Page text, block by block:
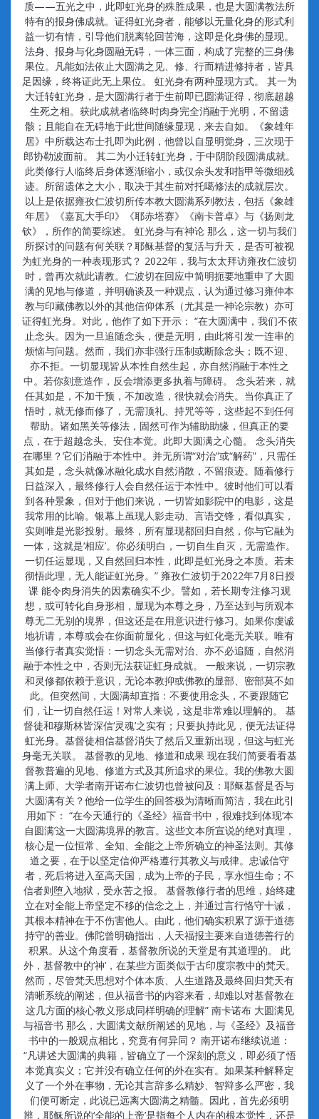
质——五光之中，此即虹光身的殊胜成果，也是大圆满教法所
特有的报身佛成就。证得虹光身者，能够以无量化身的形式利
益一切有情，引导他们脱离轮回苦海，这即是化身佛的显现。
法身、报身与化身圆融无碍，一体三面，构成了完整的三身佛
果位。凡能如法依止大圆满之见、修、行而精进修持者，皆具
足因缘，终将证此无上果位。 虹光身有两种显现方式。 其一为
大迁转虹光身，是大圆满行者于生前即已圆满证得，彻底超越
生死之相。获此成就者临终时肉身完全消融于光明，不留遗
骸；且能自在无碍地于此世间随缘显现，来去自如。《象雄年
居》中所载达布士扎即为此例，他曾以自显明觉身，三次现于
郎协勒波面前。 其二为小迁转虹光身，于中阴阶段圆满成就。
此类修行人临终后身体逐渐缩小，或仅余头发和指甲等微细残
迹。所留遗体之大小，取决于其生前对托噶修法的成就层次。
以上是依据雍孜仁波切所传本教大圆满系列教法，包括《象雄
年居》《嘉瓦大手印》《耶赤塔赛》《南卡普卓》与《扬则龙
钦》，所作的简要综述。 虹光身与有神论 那么，这一切与我们
所探讨的问题有何关联？耶稣基督的复活与升天，是否可被视
为虹光身的一种表现形式？ 2022年，我与太太拜访雍孜仁波切
时，曾再次就此请教。仁波切在回应中简明扼要地重申了大圆
满的见地与修道，并明确谈及一种观点，认为通过修习雍仲本
教与印藏佛教以外的其他信仰体系（尤其是一神论宗教）亦可
证得虹光身。对此，他作了如下开示： “在大圆满中，我们不依
止念头。因为一旦追随念头，便是无明，由此将引发一连串的
烦恼与问题。然而，我们亦非强行压制或断除念头；既不迎、
亦不拒。一切显现皆从本性自然生起，亦自然消融于本性之
中。若你刻意造作，反会增添更多执着与障碍。 念头若来，就
任其如是，不加干预，不加改造，很快就会消失。当你真正了
悟时，就无修而修了，无需顶礼、持咒等等，这些起不到任何
帮助。诸如黑关等修法，固然可作为辅助助缘，但真正的要
点，在于超越念头、安住本觉。此即大圆满之心髓。 念头消失
在哪里？它们消融于本性中。并无所谓“对治”或“解药”，只需任
其如是，念头就像冰融化成水自然消散，不留痕迹。随着修行
日益深入，最终修行人会自然任运于本性中。彼时他们可以看
到各种景象，但对于他们来说，一切皆如影院中的电影，这是
我常用的比喻。银幕上虽现人影走动、言语交锋，看似真实，
实则唯是光影投射。最终，所有显现都回归自然，你与它融为
一体，这就是‘相应’。你必须明白，一切自生自灭，无需造作。
一切任运显现，又自然回归本性，此即是虹光身之本质。若未
彻悟此理，无人能证虹光身。” 雍孜仁波切于2022年7月8日授
课 能令肉身消失的因素确实不少。譬如，若长期专注修习观
想，或可转化自身形相，显现为本尊之身，乃至达到与所观本
尊无二无别的境界，但这还是在用意识进行修习。如果你虔诚
地祈请，本尊或会在你面前显化，但这与虹化毫无关联。唯有
当修行者真实觉悟：一切念头无需对治、亦不必追随，自然消
融于本性之中，否则无法获证虹身成就。 一般来说，一切宗教
和灵修都依赖于意识，无论本教抑或佛教的显部、密部莫不如
此。但突然间，大圆满却直指：不要使用念头，不要跟随它
们，让一切自然任运！对常人来说，这是非常难以理解的。 基
督徒和穆斯林皆深信‘灵魂’之实有；只要执持此见，便无法证得
虹光身。基督徒相信基督消失了然后又重新出现，但这与虹光
身毫无关联。 基督教的见地、修道和成果 现在我们简要看看基
督教普遍的见地、修道方式及其所追求的果位。我的佛教大圆
满上师、大学者南开诺布仁波切也曾被问及：耶稣基督是否与
大圆满有关？他给一位学生的回答极为清晰而简洁，我在此引
用如下： “在今天通行的《圣经》福音书中，很难找到体现‘本
自圆满’这一大圆满境界的教言。这些文本所宣说的绝对真理，
核心是一位恒常、全知、全能之上帝所确立的神圣法则。其修
道之要，在于以坚定信仰严格遵行其教义与戒律。忠诚信守
者，死后将进入至高天国，成为上帝的子民，享永恒生命；不
信者则堕入地狱，受永苦之报。 基督教修行者的思维，始终建
立在对全能上帝坚定不移的信念之上，并通过言行恪守十诫，
其根本精神在于不伤害他人。由此，他们确实积累了源于道德
持守的善业。佛陀曾明确指出，人天福报主要来自道德善行的
积累。从这个角度看，基督教所说的天堂是有其道理的。 此
外，基督教中的‘神’，在某些方面类似于古印度宗教中的梵天。
然而，尽管梵天思想对个体本质、人生道路及最终回归梵天有
清晰系统的阐述，但从福音书的内容来看，却难以对基督教在
这几方面的核心教义形成同样明确的理解” 南卡诺布 大圆满见
与福音书 那么，大圆满文献所阐述的见地，与《圣经》及福音
书中的一般观点相比，究竟有何异同？ 南开诺布继续说道：
“凡讲述大圆满的典籍，皆确立了一个深刻的意义，即必须了悟
本觉真实义；它并没有确立任何的外在实有。如果某种解释定
义了一个外在事物，无论其言辞多么精妙、智辩多么严密，我
们便可断定，此说已远离大圆满之精髓。因此，首先必须明
辨，耶稣所说的‘全能的上帝’是指每个人内在的根本觉性，还是